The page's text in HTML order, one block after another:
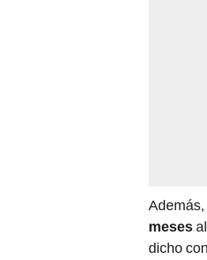
meses
dicho